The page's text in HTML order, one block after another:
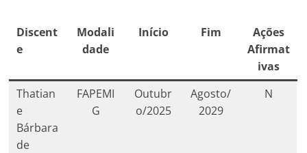
Discent
e
Modali
dade
Início Fim Ações
Afirmat
ivas
Thatian
e
Bárbara
de
FAPEMI
G
Outubr
o/2025
Agosto/
2029
N